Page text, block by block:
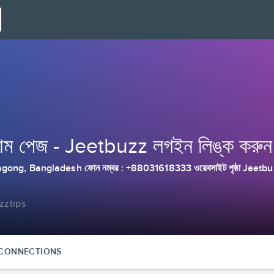
পেজ - Jeetbuzz লগইন লিঙ্ক করুন
Bangladesh ফোন নম্বর : +88031618333 ওয়েবসাইট পৃষ্ঠা